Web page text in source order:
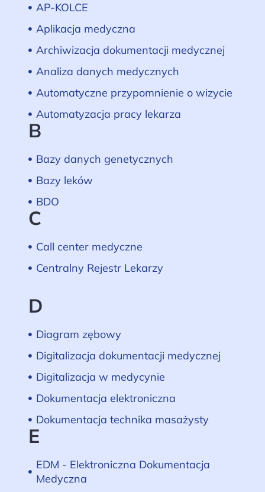
AP-KOLCE
Aplikacja medyczna
Archiwizacja dokumentacji medycznej
Analiza danych medycznych
Automatyczne przypomnienie o wizycie
Automatyzacja pracy lekarza
B
Bazy danych genetycznych
Bazy leków
BDO
C
Call center medyczne
Centralny Rejestr Lekarzy
D
Diagram zębowy
Digitalizacja dokumentacji medycznej
Digitalizacja w medycynie
Dokumentacja elektroniczna
Dokumentacja technika masażysty
E
EDM - Elektroniczna Dokumentacja
Medyczna